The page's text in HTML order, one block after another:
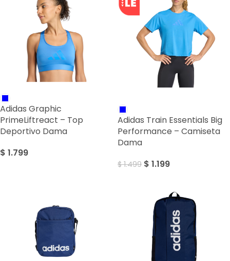
Adidas Graphic
PrimeLiftreact – Top
Deportivo Dama
$ 1.799
Adidas Train Essentials Big
Performance – Camiseta
Dama
$1.499 $ 1.199